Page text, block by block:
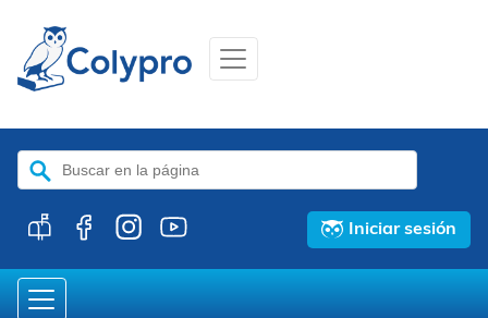
Buscar:
Iniciar sesión